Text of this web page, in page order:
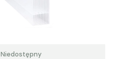
Niedostępny